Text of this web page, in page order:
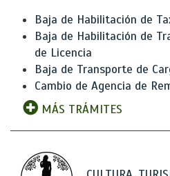
Baja de Habilitación de
Baja de Habilitación de
de Licencia
Baja de Transporte de
Cambio de Agencia de
MÁS TRÁMITES